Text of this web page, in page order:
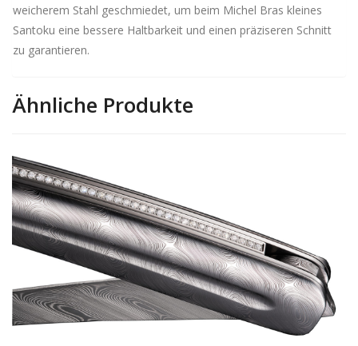
weicherem Stahl geschmiedet, um beim Michel Bras kleines
Santoku eine bessere Haltbarkeit und einen präziseren Schnitt
zu garantieren.
Ähnliche Produkte